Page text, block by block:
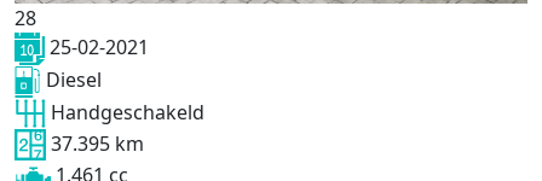
28
25-02-2021
Diesel
Handgeschakeld
37.395 km
1.461 cc